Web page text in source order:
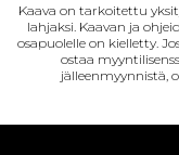
t
e
r
e
t
Kaava on tarkoitettu
lahjaksi. Kaavan ja
osapuolelle on kielletty.
ostaa
jälleenmyynnistä,